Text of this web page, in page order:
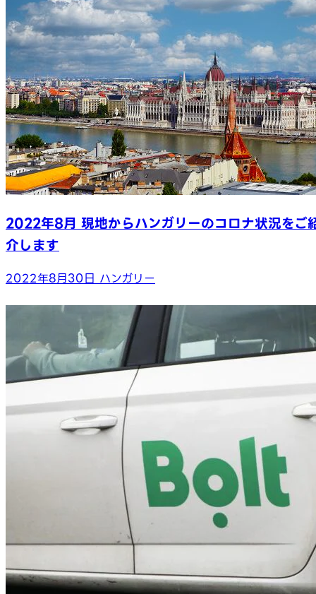
2022年8月 現地からハンガリーのコロナ状況をご
介します
2022年8月30日 ハンガリー